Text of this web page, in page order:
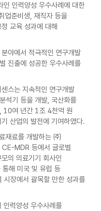
인력양성 우수사례에 대한
업준비생, 재직자 등을
교육 성과에 대해
야에서 적극적인 연구개발
진출에 성공한 우수사례를
스는 지속적인 연구개발
석기 등을 개발, 국산화를
10여 년간 1조 4천억 원
산업의 발전에 기여하였다.
재료를 개발하는 ㈜
MDR 등에서 글로벌
의 의료기기 회사인
해 미국 및 유럽 등
장에서 괄목할 만한 성과를
력양성 우수사례를